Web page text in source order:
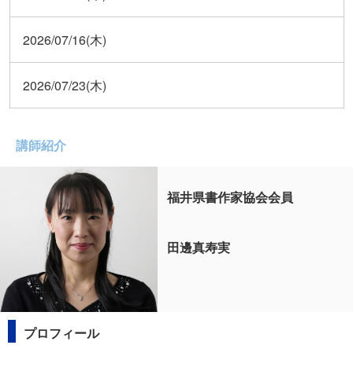
2026/07/16(木)
2026/07/23(木)
講師紹介
福井県書作家協会会員
田邊真寿実
プロフィール